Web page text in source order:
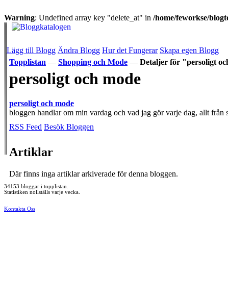
Warning: Undefined array key "delete_at" in /home/feworkse/
Lägg till Blogg Ändra Blogg Hur det Fungerar Skapa egen Blogg
Topplistan — Shopping och Mode — Detaljer för "persoligt
persoligt och mode
persoligt och mode
bloggen handlar om min vardag och vad jag gör varje dag, allt från
RSS Feed Besök Bloggen
Artiklar
Där finns inga artiklar arkiverade för denna bloggen.
34153 bloggar i topplistan.
Statistiken nollställs varje vecka.
Kontakta Oss